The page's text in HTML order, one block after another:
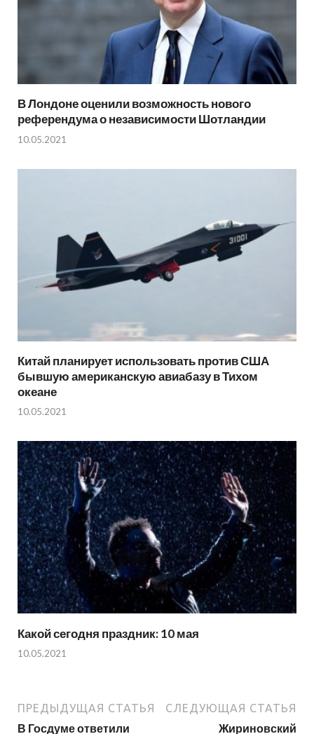
В Лондоне оценили возможность нового
референдума о независимости Шотландии
10.05.2021
Китай планирует использовать против США
бывшую американскую авиабазу в Тихом
океане
10.05.2021
Какой сегодня праздник: 10 мая
10.05.2021
ПРЕДЫДУЩАЯ СТАТЬЯ
В Госдуме ответили
СЛЕДУЮЩАЯ СТАТЬЯ
Жириновский